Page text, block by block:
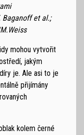
Baganoff et al.;
mohou vytvořit
jakým
je. Ale asi to je
přijímány
kolem černé